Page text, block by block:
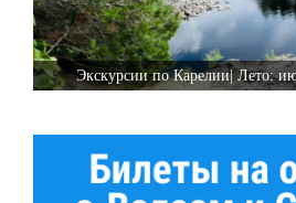
Экскурсии по Карелии| Лето: